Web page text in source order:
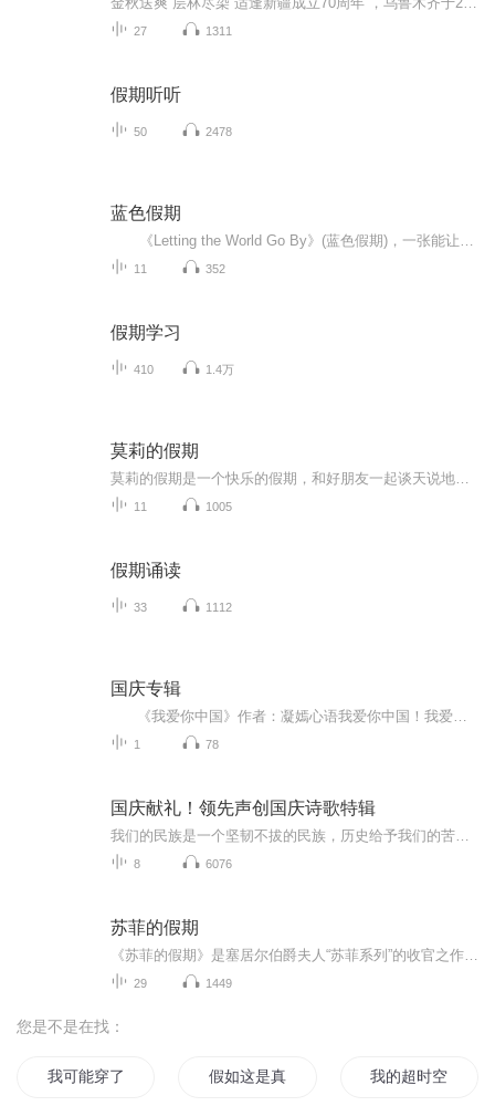
27 1311
假期听听
50 2478
蓝色假期
11 352
假期学习
410 1.4万
莫莉的假期
11 1005
假期诵读
33 1112
国庆专辑
1 78
国庆献礼！领先声创国庆诗歌特辑
8 6076
苏菲的假期
29 1449
您是不是在找：
我可能穿了个假异界 假如这是真的 我的超时空假期